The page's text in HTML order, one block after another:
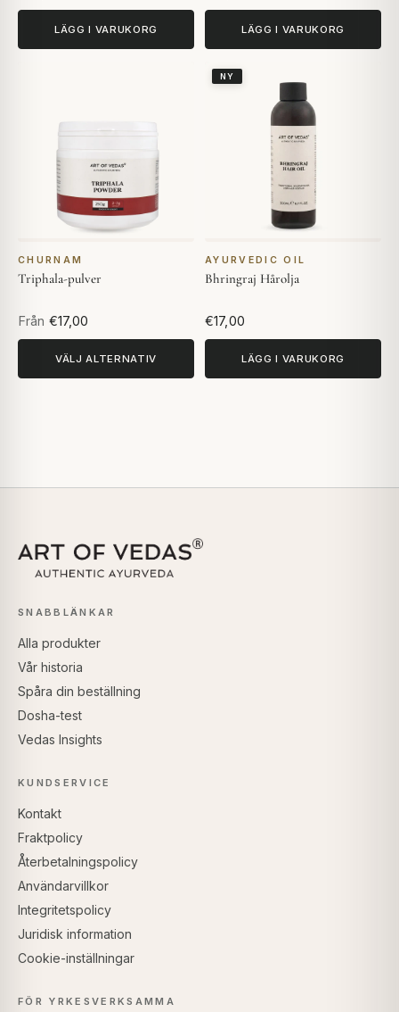
LÄGG I VARUKORG LÄGG I VARUKORG
CHURNAM
Triphala-pulver
Från €17,00
VÄLJ ALTERNATIV
NY
AYURVEDIC OIL
Bhringraj Hårolja
€17,00
LÄGG I VARUKORG
SNABBLÄNKAR
Alla produkter
Vår historia
Spåra din beställning
Dosha-test
Vedas Insights
KUNDSERVICE
Kontakt
Fraktpolicy
Återbetalningspolicy
Användarvillkor
Integritetspolicy
Juridisk information
Cookie-inställningar
FÖR YRKESVERKSAMMA